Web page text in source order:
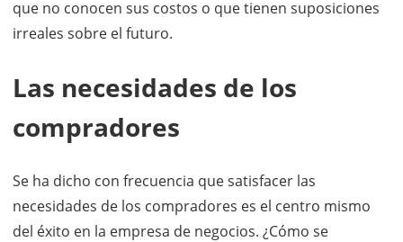
que no conocen sus costos o que tienen suposiciones
irreales sobre el futuro.
Las necesidades de los
compradores
Se ha dicho con frecuencia que satisfacer las
necesidades de los compradores es el centro mismo
del éxito en la empresa de negocios. ¿Cómo se